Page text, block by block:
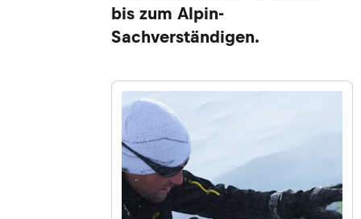
bis zum Alpin-
Sachverständigen.